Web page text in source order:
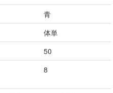
青
体単
50
8